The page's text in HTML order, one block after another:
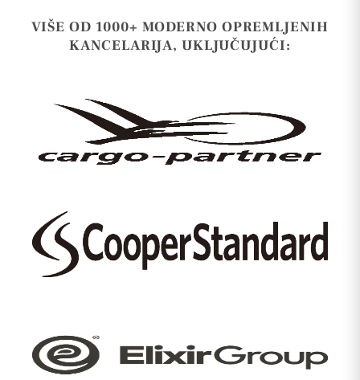
VIŠE OD 1000+ MODERNO OPREMLJENIH
KANCELARIJA, UKLJUČUJUĆI: